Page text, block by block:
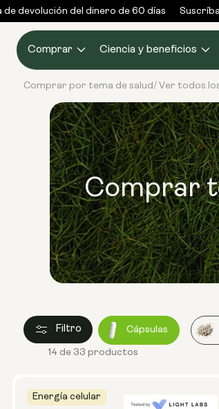
Ir al
contenido
devolución del dinero de 60 días
Comprar Ciencia y beneficios
Comprar por tema de salud/ Ver todos
Comprar
Filtro Cápsulas
14 de 33 productos
Energía celular